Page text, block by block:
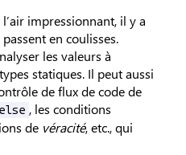
l’air impressionnant, il y a
en coulisses.
les valeurs à
statiques. Il peut aussi
de flux de code de
, les conditions
de véracité, etc., qui